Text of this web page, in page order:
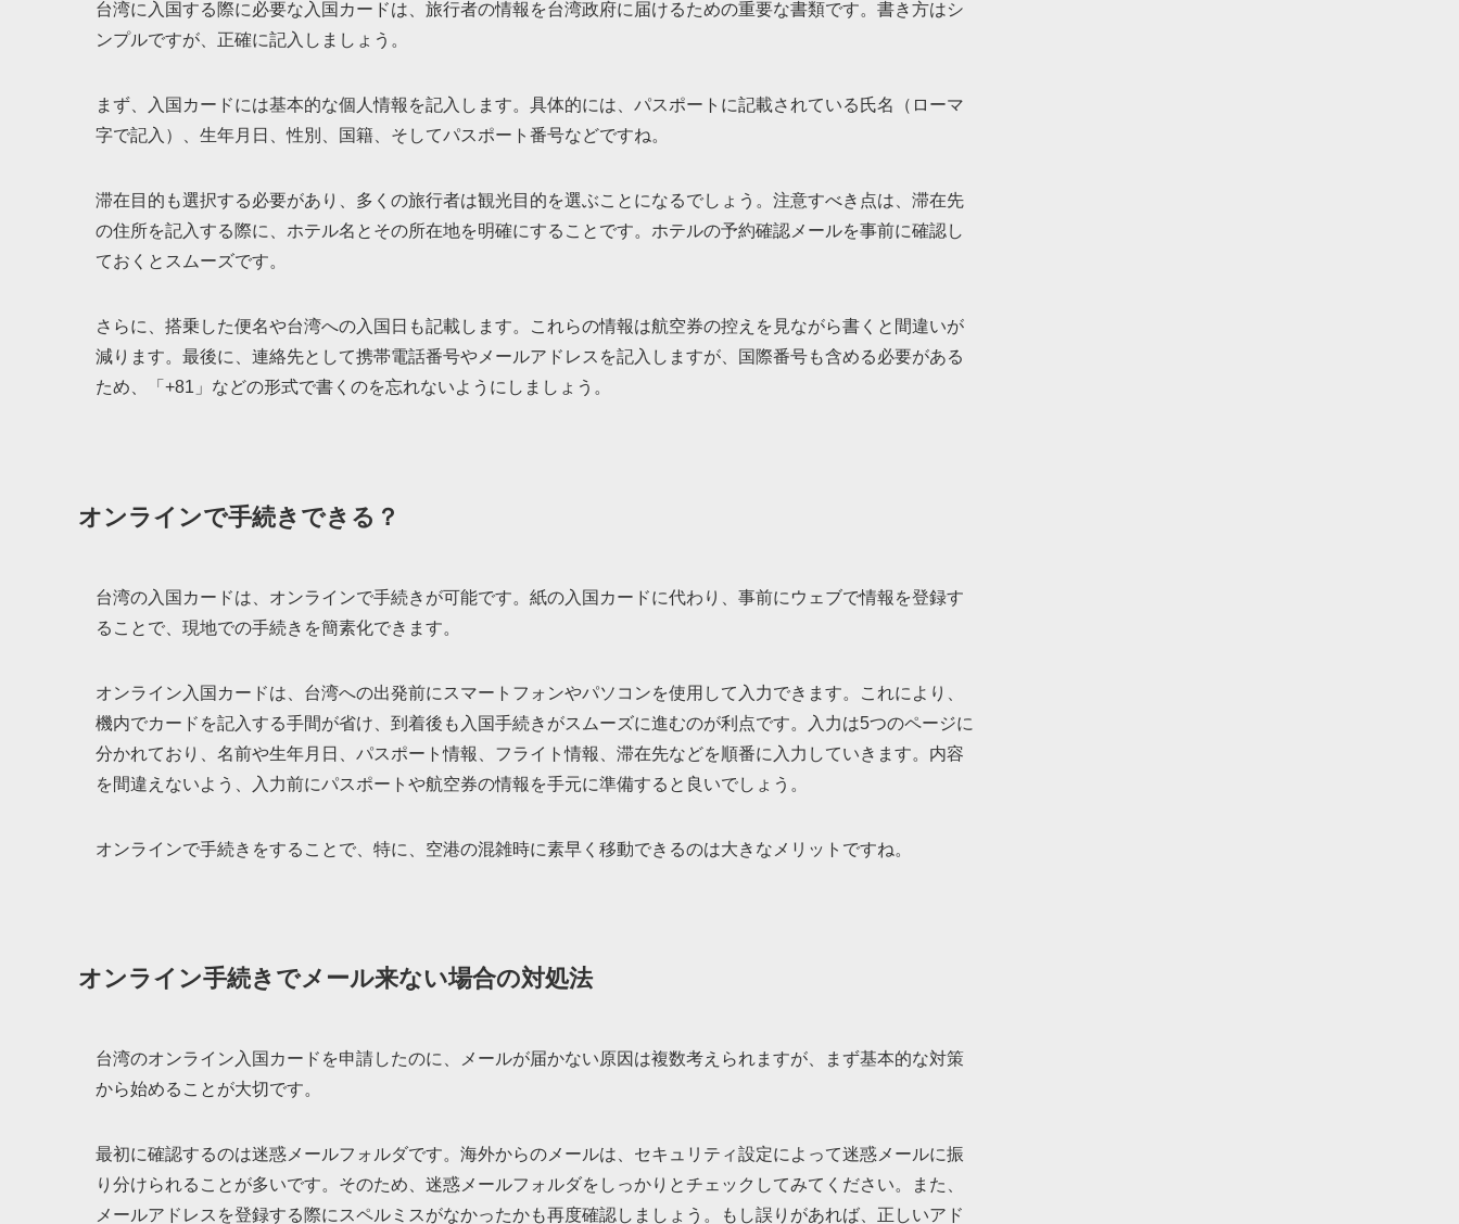
台湾に入国する際に必要な入国カードは、旅行者の情報を台湾政府に届けるための重要な書類です。書き方はシ
ンプルですが、正確に記入しましょう。
まず、入国カードには基本的な個人情報を記入します。具体的には、パスポートに記載されている氏名（ローマ
字で記入）、生年月日、性別、国籍、そしてパスポート番号などですね。
滞在目的も選択する必要があり、多くの旅行者は観光目的を選ぶことになるでしょう。注意すべき点は、滞在先
の住所を記入する際に、ホテル名とその所在地を明確にすることです。ホテルの予約確認メールを事前に確認し
ておくとスムーズです。
さらに、搭乗した便名や台湾への入国日も記載します。これらの情報は航空券の控えを見ながら書くと間違いが
減ります。最後に、連絡先として携帯電話番号やメールアドレスを記入しますが、国際番号も含める必要がある
ため、「+81」などの形式で書くのを忘れないようにしましょう。
オンラインで手続きできる？
台湾の入国カードは、オンラインで手続きが可能です。紙の入国カードに代わり、事前にウェブで情報を登録す
ることで、現地での手続きを簡素化できます。
オンライン入国カードは、台湾への出発前にスマートフォンやパソコンを使用して入力できます。これにより、
機内でカードを記入する手間が省け、到着後も入国手続きがスムーズに進むのが利点です。入力は5つのページに
分かれており、名前や生年月日、パスポート情報、フライト情報、滞在先などを順番に入力していきます。内容
を間違えないよう、入力前にパスポートや航空券の情報を手元に準備すると良いでしょう。
オンラインで手続きをすることで、特に、空港の混雑時に素早く移動できるのは大きなメリットですね。
オンライン手続きでメール来ない場合の対処法
台湾のオンライン入国カードを申請したのに、メールが届かない原因は複数考えられますが、まず基本的な対策
から始めることが大切です。
最初に確認するのは迷惑メールフォルダです。海外からのメールは、セキュリティ設定によって迷惑メールに振
り分けられることが多いです。そのため、迷惑メールフォルダをしっかりとチェックしてみてください。また、
メールアドレスを登録する際にスペルミスがなかったかも再度確認しましょう。もし誤りがあれば、正しいアド